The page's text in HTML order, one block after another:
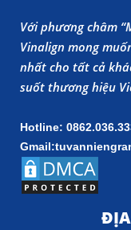
Với phương châm
Vinalign mong
nhất cho tất cả
suốt thương hiệu
Hotline: